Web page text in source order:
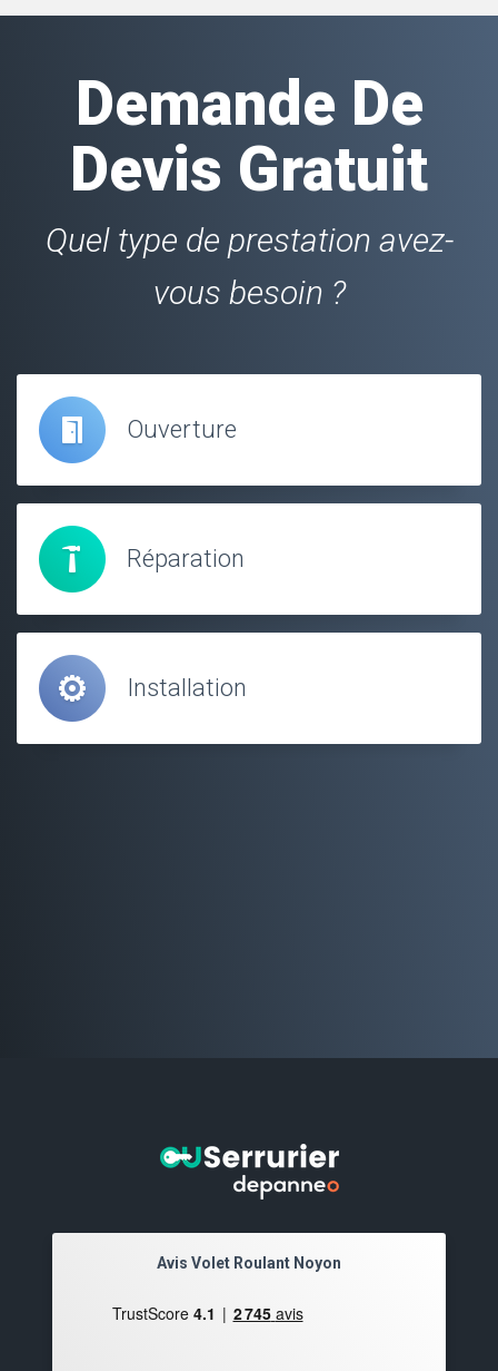
Demande De
Devis Gratuit
Quel type de prestation avez-
vous besoin ?
Ouverture
Réparation
Installation
Avis Volet Roulant Noyon